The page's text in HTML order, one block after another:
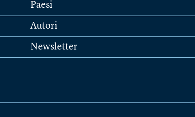
Paesi
Autori
Newsletter